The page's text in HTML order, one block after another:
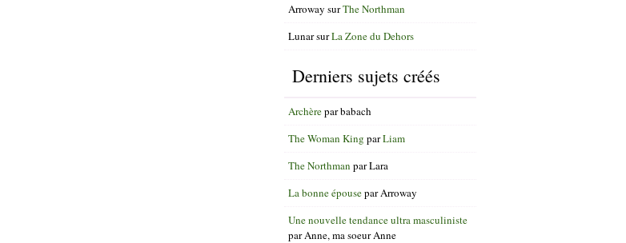
Arroway surThe Northman
LunarsurLa Zone du Dehors
Derniers sujets créés
Archèreparbabach
The Woman King parLiam
The Northman parLara
La bonne épouseparArroway
Une nouvelle tendance ultra masculiniste
parAnne, ma soeur Anne